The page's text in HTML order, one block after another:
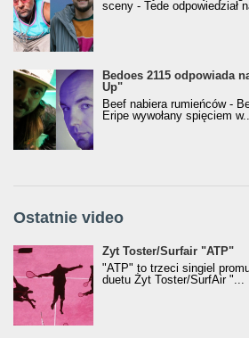
sceny - Tede odpowiedział
Bedoes 2115 odpowiada
Up"
Beef nabiera rumieńców -
Eripe wywołany spięciem w...
Ostatnie video
Żyt Toster/SurfAir - ATP VIDEO
Żyt Toster/Surfair "ATP"
"ATP" to trzeci singiel
duetu Żyt Toster/SurfAir "...